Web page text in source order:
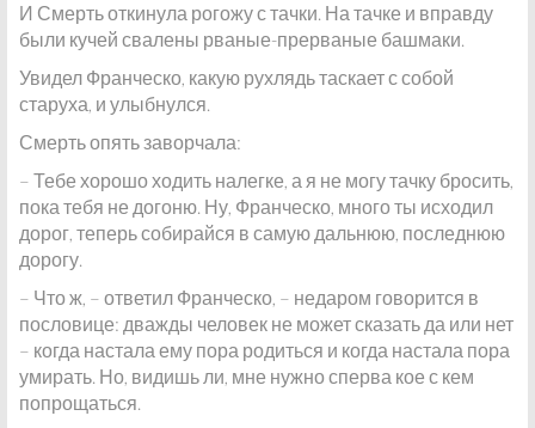
И Смерть откинула рогожу с тачки. На тачке и вправду
были кучей свалены рваные-прерваные башмаки.
Увидел Франческо, какую рухлядь таскает с собой
старуха, и улыбнулся.
Смерть опять заворчала:
– Тебе хорошо ходить налегке, а я не могу тачку бросить,
пока тебя не догоню. Ну, Франческо, много ты исходил
дорог, теперь собирайся в самую дальнюю, последнюю
дорогу.
– Что ж, – ответил Франческо, – недаром говорится в
пословице: дважды человек не может сказать да или нет
– когда настала ему пора родиться и когда настала пора
умирать. Но, видишь ли, мне нужно сперва кое с кем
попрощаться.